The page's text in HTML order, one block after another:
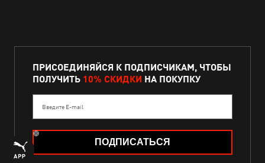
ПРИСОЕДИНЯЙСЯ К ПОДПИСЧИКАМ, ЧТОБЫ
ПОЛУЧИТЬ 10% СКИДКИ НА ПОКУПКУ
Введите E-mail
ПОДПИСАТЬСЯ